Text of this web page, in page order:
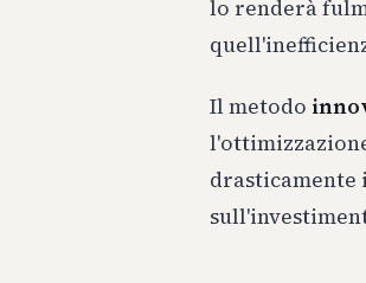
lo renderà
Il metodo
drasticamente